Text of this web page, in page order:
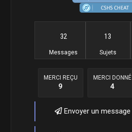
32
Messages
13
Sujets
MERCI REÇU
9
MERCI DONNÉ
4
Envoyer un message